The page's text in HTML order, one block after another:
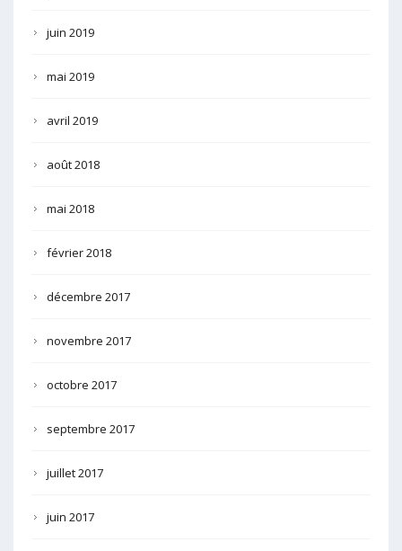
juin 2019
mai 2019
avril 2019
août 2018
mai 2018
février 2018
décembre 2017
novembre 2017
octobre 2017
septembre 2017
juillet 2017
juin 2017